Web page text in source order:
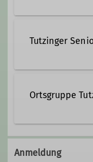
Tutzinger
Ortsgruppe
Jeden
Tutzinger Hof
Anmeldung